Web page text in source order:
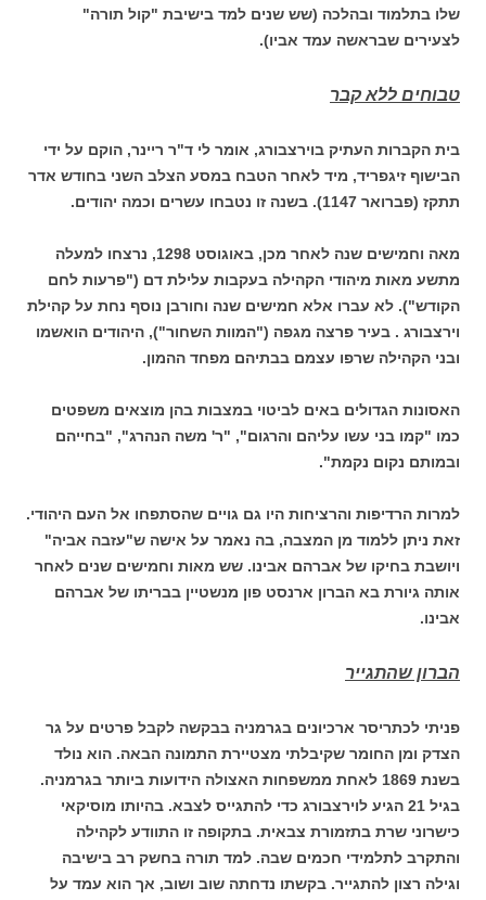
שלו בתלמוד ובהלכה (שש שנים למד בישיבת "קול תורה"
לצעירים שבראשה עמד אביו).
טבוחים ללא קבר
בית הקברות העתיק בוירצבורג, אומר לי ד"ר ריינר, הוקם על ידי
הבישוף זיגפריד, מיד לאחר הטבח במסע הצלב השני בחודש אדר
תתקז (פברואר 1147). בשנה זו נטבחו עשרים וכמה יהודים.
מאה וחמישים שנה לאחר מכן, באוגוסט 1298, נרצחו למעלה
מתשע מאות מיהודי הקהילה בעקבות עלילת דם ("פרעות לחם
הקודש"). לא עברו אלא חמישים שנה וחורבן נוסף נחת על קהילת
וירצבורג . בעיר פרצה מגפה ("המוות השחור"), היהודים הואשמו
ובני הקהילה שרפו עצמם בבתיהם מפחד ההמון.
האסונות הגדולים באים לביטוי במצבות בהן מוצאים משפטים
כמו "קמו בני עשו עליהם והרגום", "ר' משה הנהרג", "בחייהם
ובמותם נקום נקמת".
למרות הרדיפות והרציחות היו גם גויים שהסתפחו אל העם היהודי.
זאת ניתן ללמוד מן המצבה, בה נאמר על אישה ש"עזבה אביה"
ויושבת בחיקו של אברהם אבינו. שש מאות וחמישים שנים לאחר
אותה גיורת בא הברון ארנסט פון מנשטיין בבריתו של אברהם
אבינו.
הברון שהתגייר
פניתי לכתריסר ארכיונים בגרמניה בבקשה לקבל פרטים על גר
הצדק ומן החומר שקיבלתי מצטיירת התמונה הבאה. הוא נולד
בשנת 1869 לאחת ממשפחות האצולה הידועות ביותר בגרמניה.
בגיל 21 הגיע לוירצבורג כדי להתגייס לצבא. בהיותו מוסיקאי
כישרוני שרת בתזמורת צבאית. בתקופה זו התוודע לקהילה
והתקרב לתלמידי חכמים שבה. למד תורה בחשק רב בישיבה
וגילה רצון להתגייר. בקשתו נדחתה שוב ושוב, אך הוא עמד על